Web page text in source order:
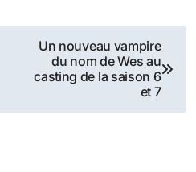
Un nouveau vampire
du nom de Wes au
casting de la saison 6
et 7